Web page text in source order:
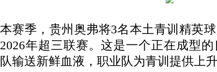
本赛季，贵州奥弗将3名本土青训精英
2026年超三联赛。这是一个正在成型
队输送新鲜血液，职业队为青训提供上